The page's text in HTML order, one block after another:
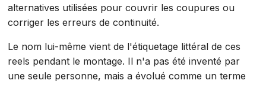
alternatives utilisées pour couvrir les coupures ou
corriger les erreurs de continuité.
Le nom lui-même vient de l'étiquetage littéral de ces
reels pendant le montage. Il n'a pas été inventé par
une seule personne, mais a évolué comme un terme